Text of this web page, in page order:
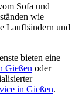
Sofa und
wie
Laufbändern und
bieten eine
Gießen oder
in Gießen.